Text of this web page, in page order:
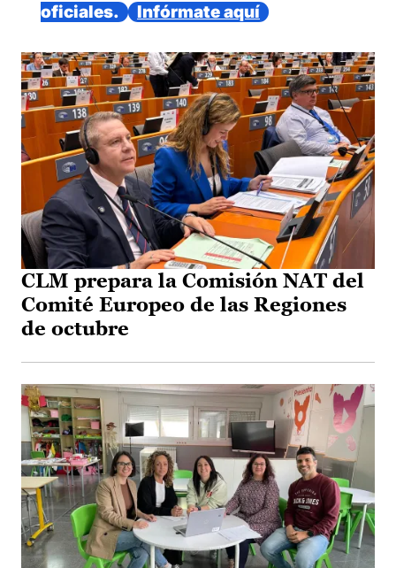
oficiales.
Infórmate aquí
CLM prepara la Comisión NAT del
Comité Europeo de las Regiones
de octubre